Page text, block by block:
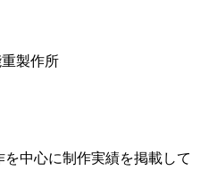
製作所
中心に制作実績を掲載して